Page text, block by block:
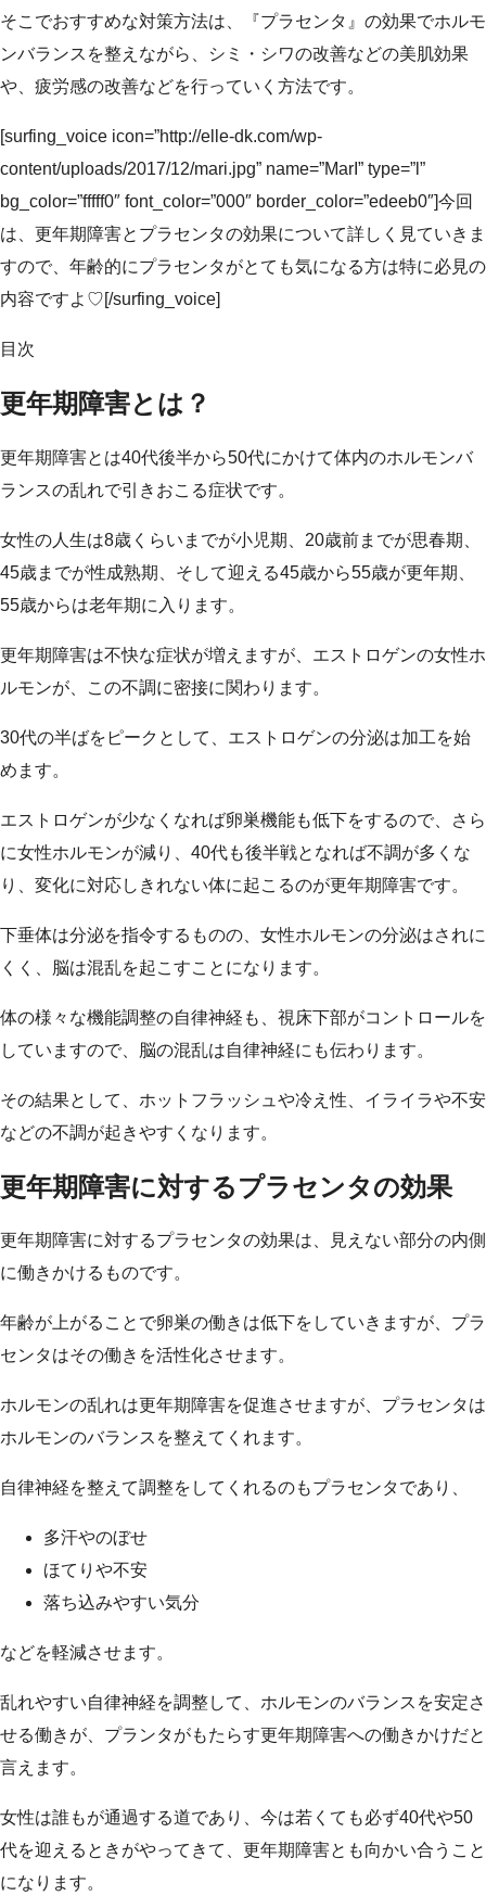
そこでおすすめな対策方法は、『プラセンタ』の効果でホルモ
ンバランスを整えながら、シミ・シワの改善などの美肌効果
や、疲労感の改善などを行っていく方法です。
[surfing_voice icon=”http://elle-dk.com/wp-
content/uploads/2017/12/mari.jpg” name=”MarI” type=”l”
bg_color=”fffff0″ font_color=”000″ border_color=”edeeb0″]今回
は、更年期障害とプラセンタの効果について詳しく見ていきま
すので、年齢的にプラセンタがとても気になる方は特に必見の
内容ですよ♡[/surfing_voice]
目次
更年期障害とは？
更年期障害とは40代後半から50代にかけて体内のホルモンバ
ランスの乱れで引きおこる症状です。
女性の人生は8歳くらいまでが小児期、20歳前までが思春期、
45歳までが性成熟期、そして迎える45歳から55歳が更年期、
55歳からは老年期に入ります。
更年期障害は不快な症状が増えますが、エストロゲンの女性ホ
ルモンが、この不調に密接に関わります。
30代の半ばをピークとして、エストロゲンの分泌は加工を始
めます。
エストロゲンが少なくなれば卵巣機能も低下をするので、さら
に女性ホルモンが減り、40代も後半戦となれば不調が多くな
り、変化に対応しきれない体に起こるのが更年期障害です。
下垂体は分泌を指令するものの、女性ホルモンの分泌はされに
くく、脳は混乱を起こすことになります。
体の様々な機能調整の自律神経も、視床下部がコントロールを
していますので、脳の混乱は自律神経にも伝わります。
その結果として、ホットフラッシュや冷え性、イライラや不安
などの不調が起きやすくなります。
更年期障害に対するプラセンタの効果
更年期障害に対するプラセンタの効果は、見えない部分の内側
に働きかけるものです。
年齢が上がることで卵巣の働きは低下をしていきますが、プラ
センタはその働きを活性化させます。
ホルモンの乱れは更年期障害を促進させますが、プラセンタは
ホルモンのバランスを整えてくれます。
自律神経を整えて調整をしてくれるのもプラセンタであり、
多汗やのぼせ
ほてりや不安
落ち込みやすい気分
などを軽減させます。
乱れやすい自律神経を調整して、ホルモンのバランスを安定さ
せる働きが、プランタがもたらす更年期障害への働きかけだと
言えます。
女性は誰もが通過する道であり、今は若くても必ず40代や50
代を迎えるときがやってきて、更年期障害とも向かい合うこと
になります。